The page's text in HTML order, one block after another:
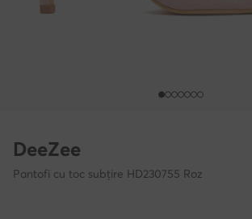
DeeZee
Pantofi cu toc subțire HD230755 Roz